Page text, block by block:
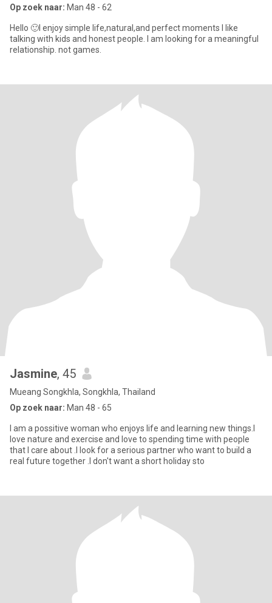
Op zoek naar: Man 48 - 62
Hello 🙂I enjoy simple life,natural,and perfect moments l like
talking with kids and honest people. I am looking for a meaningful
relationship. not games.
Jasmine, 45
Mueang Songkhla, Songkhla, Thailand
Op zoek naar: Man 48 - 65
I am a possitive woman who enjoys life and learning new things.I
love nature and exercise and love to spending time with people
that I care about .I look for a serious partner who want to build a
real future together .I don't want a short holiday sto